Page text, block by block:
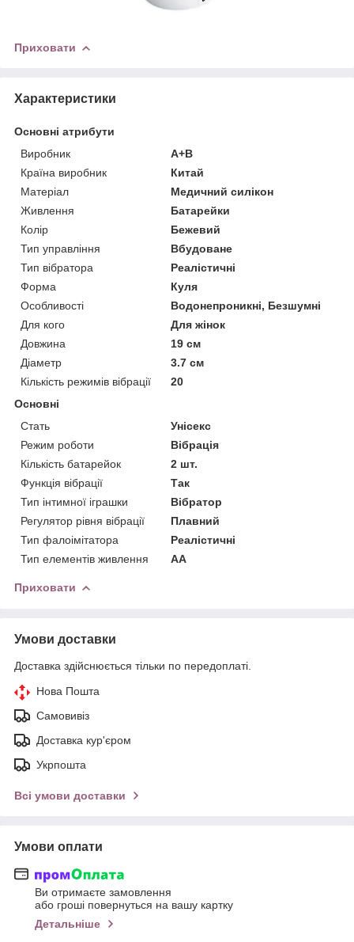
Приховати
Характеристики
Основні атрибути
Виробник
А+В
Країна виробник
Китай
Матеріал
Медичний силікон
Живлення
Батарейки
Колір
Бежевий
Тип управління
Вбудоване
Тип вібратора
Реалістичні
Форма
Куля
Особливості
Водонепроникні, Безшумні
Для кого
Для жінок
Довжина
19 см
Діаметр
3.7 см
Кількість режимів вібрації
20
Основні
Стать
Унісекс
Режим роботи
Вібрація
Кількість батарейок
2 шт.
Функція вібрації
Так
Тип інтимної іграшки
Вібратор
Регулятор рівня вібрації
Плавний
Тип фалоімітатора
Реалістичні
Тип елементів живлення
AA
Приховати
Умови доставки
Доставка здійснюється тільки по передоплаті.
Нова Пошта
Самовивіз
Доставка кур'єром
Укрпошта
Всі умови доставки
Умови оплати
Ви отримаєте замовлення
або гроші повернуться на вашу картку
Детальніше